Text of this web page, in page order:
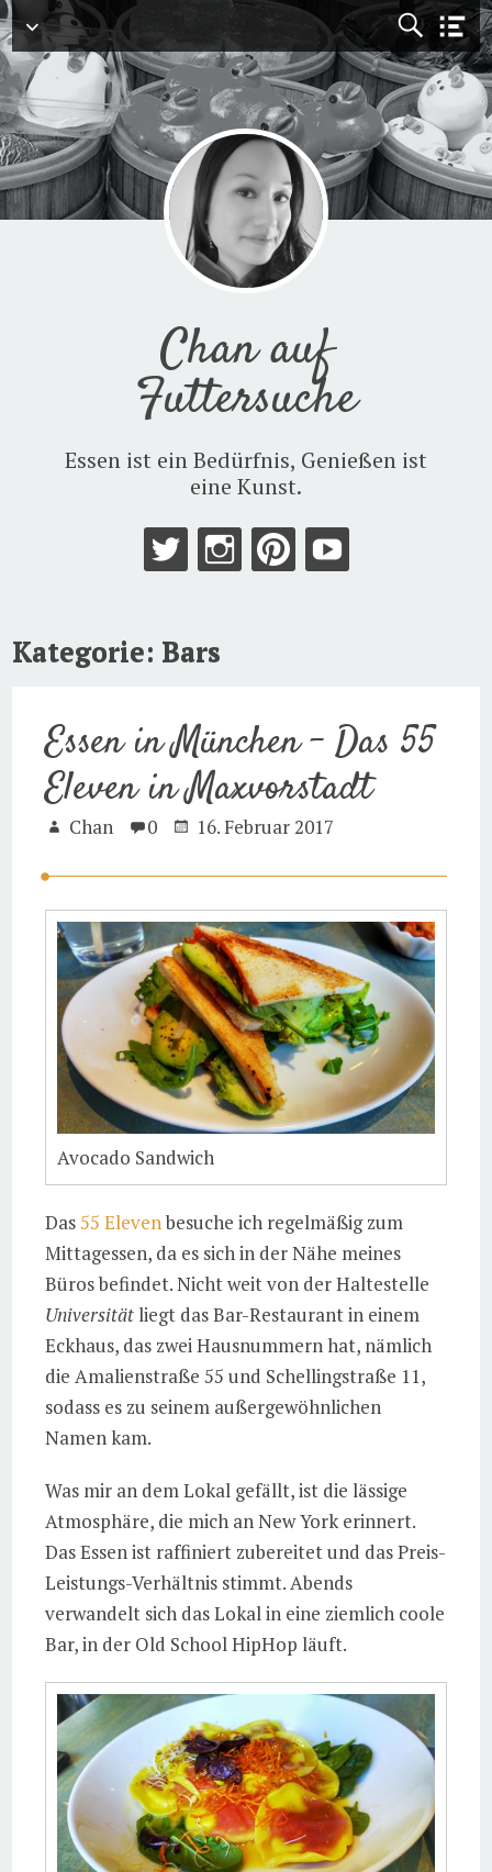
Menü
Chan auf
Futtersuche
Essen ist ein Bedürfnis, Genießen ist
eine Kunst.
Kategorie: Bars
Essen in München – Das 55
Eleven in Maxvorstadt
Chan 0 16. Februar 2017
Avocado Sandwich
Das55 Elevenbesuche ich regelmäßig zum
Mittagessen, da es sich in der Nähe meines
Büros befindet. Nicht weit von der Haltestelle
Universität liegt das Bar-Restaurant in einem
Eckhaus, das zwei Hausnummern hat, nämlich
die Amalienstraße 55 und Schellingstraße 11,
sodass es zu seinem außergewöhnlichen
Namen kam.
Was mir an dem Lokal gefällt, ist die lässige
Atmosphäre, die mich an New York erinnert.
Das Essen ist raffiniert zubereitet und das Preis-
Leistungs-Verhältnis stimmt. Abends
verwandelt sich das Lokal in eine ziemlich coole
Bar, in der Old School HipHop läuft.